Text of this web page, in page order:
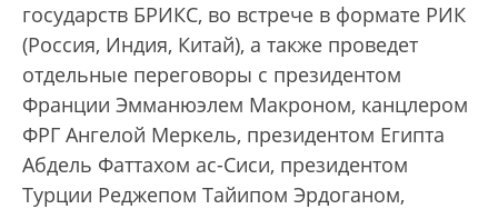
государств БРИКС, во встрече в формате РИК
(Россия, Индия, Китай), а также проведет
отдельные переговоры с президентом
Франции Эмманюэлем Макроном, канцлером
ФРГ Ангелой Меркель, президентом Египта
Абдель Фаттахом ас-Сиси, президентом
Турции Реджепом Тайипом Эрдоганом,